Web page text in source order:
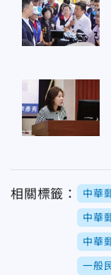
相關標籤： 中華
中華
中華
一般